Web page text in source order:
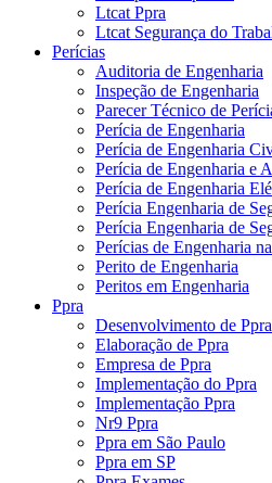
Ltcat Ppra
Ltcat Segurança do
Perícias
Auditoria de Engenharia
Inspeção de Engenharia
Parecer Técnico de
Perícia de Engenharia
Perícia de Engenharia
Perícia de Engenharia e
Perícia de Engenharia
Perícia Engenharia de
Perícia Engenharia de
Perícias de Engenharia
Perito de Engenharia
Peritos em Engenharia
Ppra
Desenvolvimento de Ppra
Elaboração de Ppra
Empresa de Ppra
Implementação do Ppra
Implementação Ppra
Nr9 Ppra
Ppra em São Paulo
Ppra em SP